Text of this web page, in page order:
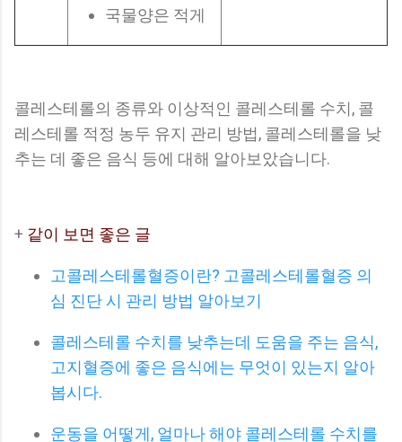
국물양은 적게
콜레스테롤의 종류와 이상적인 콜레스테롤 수치, 콜
레스테롤 적정 농두 유지 관리 방법, 콜레스테롤을 낮
추는 데 좋은 음식 등에 대해 알아보았습니다.
+ 같이 보면 좋은 글
고콜레스테롤혈증이란? 고콜레스테롤혈증 의
심 진단 시 관리 방법 알아보기
콜레스테롤 수치를 낮추는데 도움을 주는 음식,
고지혈증에 좋은 음식에는 무엇이 있는지 알아
봅시다.
운동을 어떻게, 얼마나 해야 콜레스테롤 수치를